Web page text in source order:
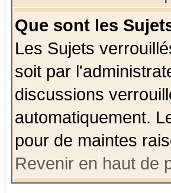
Que sont les
Les Sujets
soit par
discussions
automatiquement.
pour de maintes
Revenir en haut de